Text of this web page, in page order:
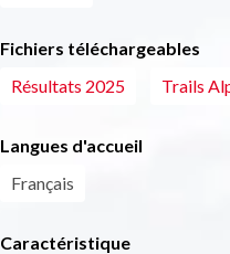
Fichiers téléchargeables
Résultats 2025
Trails
Langues d'accueil
Français
Caractéristique